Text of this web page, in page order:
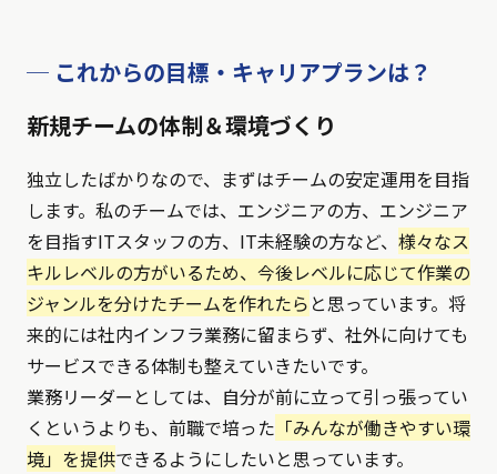
─ これからの目標・キャリアプランは？
新規チームの体制＆環境づくり
独立したばかりなので、まずはチームの安定運用を目指
します。私のチームでは、エンジニアの方、エンジニア
を目指すITスタッフの方、IT未経験の方など、 様々なス
キルレベルの方がいるため、今後レベルに応じて作業の
ジャンルを分けたチームを作れたら と思っています。将
来的には社内インフラ業務に留まらず、社外に向けても
サービスできる体制も整えていきたいです。
業務リーダーとしては、自分が前に立って引っ張ってい
くというよりも、前職で培った 「みんなが働きやすい環
境」を提供できるようにしたいと思っています。